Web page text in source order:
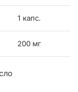
1 капс.
200 мг